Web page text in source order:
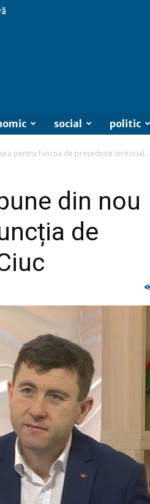
social politic
pentru funcția de președinte teritorial...
din nou
de